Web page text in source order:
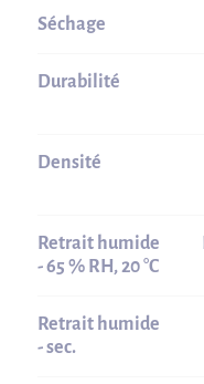
Séchage
Durabilité
Densité
Retrait humide
- 65 % RH, 20 °C
Retrait humide
- sec.